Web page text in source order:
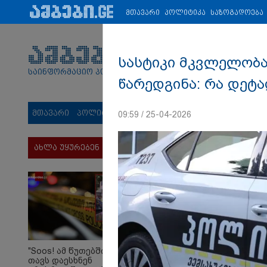
პარტნიორები: ახალი ამბები ეკონომიკა ვიდეო
საინფორმაციო პორტალი
მთავარი პოლიტიკა საზოგადოება
ახლა უყურებენ
"Soos! ამ წუთებში
თავს დაესხნენ
მთავარი პოლიტიკა საზოგადოება
სასტიკი
წარედგინა: რა
09:59 / 25-04-2026